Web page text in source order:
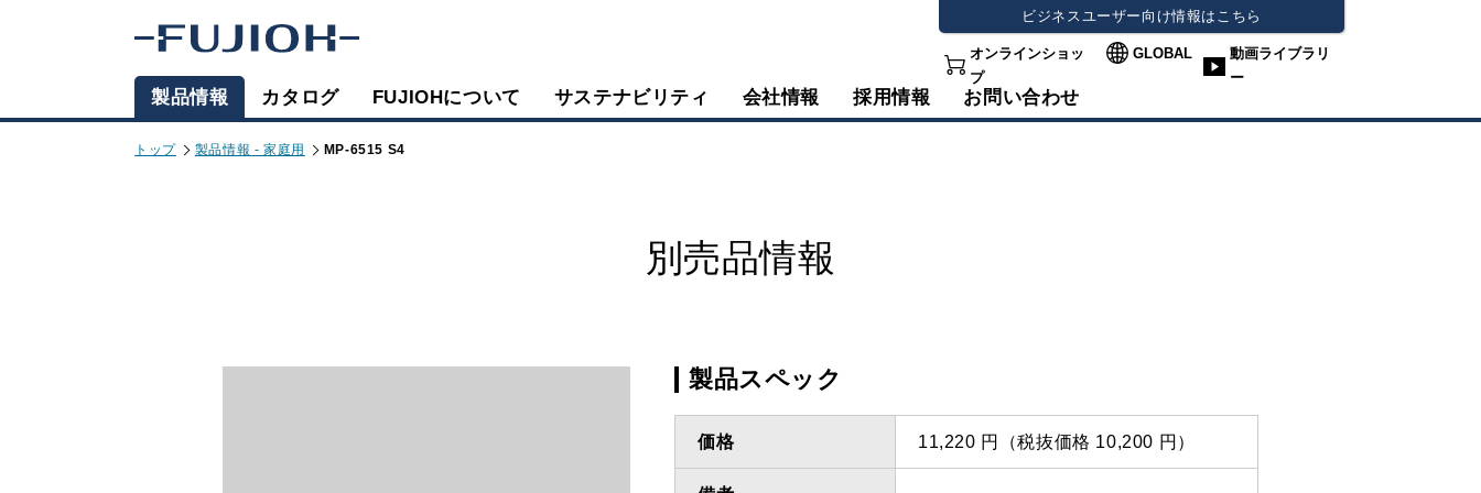
ビジネスユーザー向け情報はこちら
オンラインショッ
プ
GLOBAL
動画ライブラリ
ー
製品情報 カタログ FUJIOHについて サステナビリティ 会社情報 採用情報 お問い合わせ
トップ 製品情報 - 家庭用 MP-6515 S4
別売品情報
製品スペック
価格 11,220 円（税抜価格 10,200 円）